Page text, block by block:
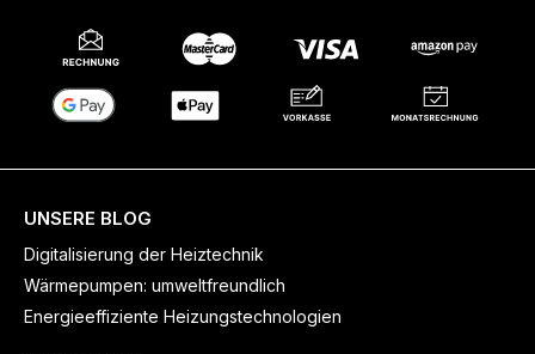
UNSERE BLOG
Digitalisierung der Heiztechnik
Wärmepumpen: umweltfreundlich
Energieeffiziente Heizungstechnologien